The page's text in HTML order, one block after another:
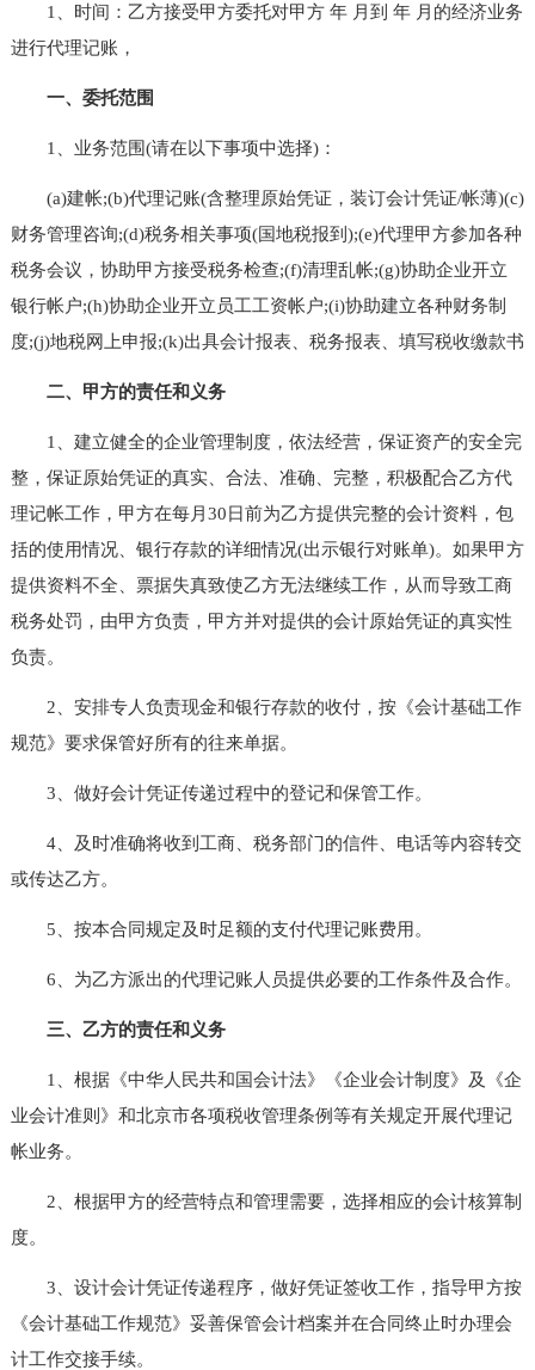
1、时间：乙方接受甲方委托对甲方 年 月到 年 月的经济业务
进行代理记账，
一、委托范围
1、业务范围(请在以下事项中选择)：
(a)建帐;(b)代理记账(含整理原始凭证，装订会计凭证/帐薄)(c)
财务管理咨询;(d)税务相关事项(国地税报到);(e)代理甲方参加各种
税务会议，协助甲方接受税务检查;(f)清理乱帐;(g)协助企业开立
银行帐户;(h)协助企业开立员工工资帐户;(i)协助建立各种财务制
度;(j)地税网上申报;(k)出具会计报表、税务报表、填写税收缴款书
二、甲方的责任和义务
1、建立健全的企业管理制度，依法经营，保证资产的安全完
整，保证原始凭证的真实、合法、准确、完整，积极配合乙方代
理记帐工作，甲方在每月30日前为乙方提供完整的会计资料，包
括的使用情况、银行存款的详细情况(出示银行对账单)。如果甲方
提供资料不全、票据失真致使乙方无法继续工作，从而导致工商
税务处罚，由甲方负责，甲方并对提供的会计原始凭证的真实性
负责。
2、安排专人负责现金和银行存款的收付，按《会计基础工作
规范》要求保管好所有的往来单据。
3、做好会计凭证传递过程中的登记和保管工作。
4、及时准确将收到工商、税务部门的信件、电话等内容转交
或传达乙方。
5、按本合同规定及时足额的支付代理记账费用。
6、为乙方派出的代理记账人员提供必要的工作条件及合作。
三、乙方的责任和义务
1、根据《中华人民共和国会计法》《企业会计制度》及《企
业会计准则》和北京市各项税收管理条例等有关规定开展代理记
帐业务。
2、根据甲方的经营特点和管理需要，选择相应的会计核算制
度。
3、设计会计凭证传递程序，做好凭证签收工作，指导甲方按
《会计基础工作规范》妥善保管会计档案并在合同终止时办理会
计工作交接手续。